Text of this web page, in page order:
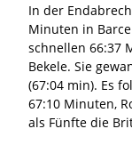
In der
Minuten in
schnellen 66:37
Bekele. Sie
(67:04 min). Es
67:10 Minuten,
als Fünfte die